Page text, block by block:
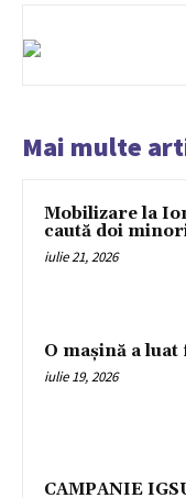
Mai multe
Mobilizare la
caută doi
iulie 21, 2026
O mașină a
iulie 19, 2026
CAMPANIE